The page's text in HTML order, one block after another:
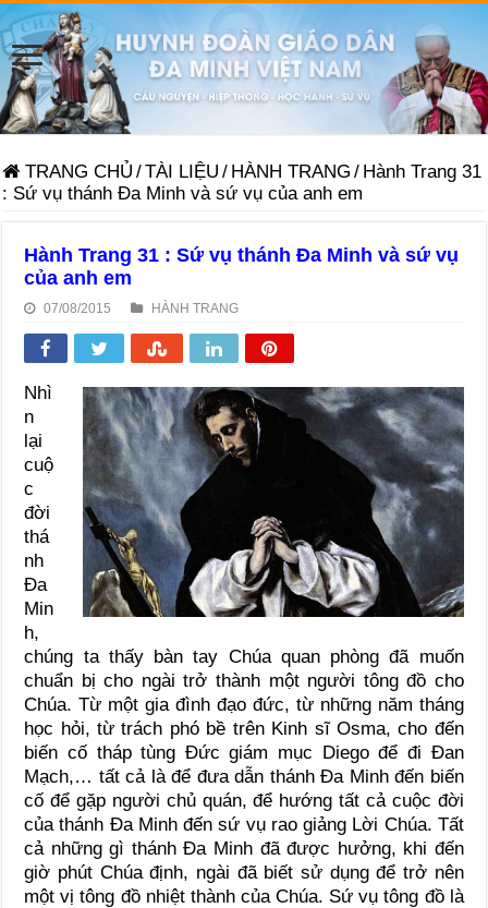
TRANG CHỦ /TÀI LIỆU / HÀNH TRANG / Hành Trang 31
: Sứ vụ thánh Đa Minh và sứ vụ của anh em
Hành Trang 31 : Sứ vụ thánh Đa Minh và sứ vụ
của anh em
07/08/2015 HÀNH TRANG
Nhì
n
lại
cuộ
c
đời
thá
nh
Ða
Min
h,
chúng ta thấy bàn tay Chúa quan phòng đã muốn
chuẩn bị cho ngài trở thành một người tông đồ cho
Chúa. Từ một gia đình đạo đức, từ những năm tháng
học hỏi, từ trách phó bề trên Kinh sĩ Osma, cho đến
biến cố tháp tùng Ðức giám mục Diego để đi Ðan
Mạch,… tất cả là để đưa dẫn thánh Ða Minh đến biến
cố để gặp người chủ quán, để hướng tất cả cuộc đời
của thánh Ða Minh đến sứ vụ rao giảng Lời Chúa. Tất
cả những gì thánh Ða Minh đã được hưởng, khi đến
giờ phút Chúa định, ngài đã biết sử dụng để trở nên
một vị tông đồ nhiệt thành của Chúa. Sứ vụ tông đồ là